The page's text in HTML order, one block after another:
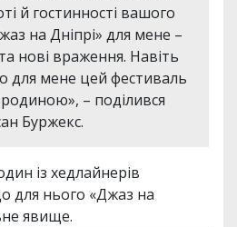
й гостинності вашого
на Дніпрі» для мене –
нові враження. Навіть
для мене цей фестиваль
– поділився
Буржекс.
із хедлайнерів
для нього «Джаз на
явище.